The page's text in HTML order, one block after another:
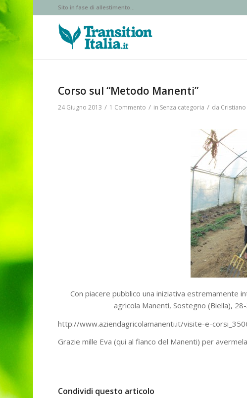
Sito in fase di allestimento...
Corso sul “Metodo Manenti”
24 Giugno 2013 / 1 Commento / in Senza categoria / da
Con piacere pubblico una iniziativa estremamente
agricola Manenti, Sostegno (Biella),
http://www.aziendagricolamanenti.it/visite-e-
Grazie mille Eva (qui al fianco del Manenti) per
Condividi questo articolo